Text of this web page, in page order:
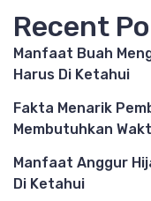
Recent
Manfaat Buah
Harus Di Ketahui
Fakta Menarik
Membutuhkan
Manfaat Anggur
Di Ketahui